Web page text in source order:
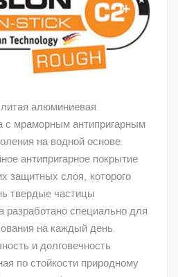
алюминиевая
с мраморным антипригарным
на водной основе.
антипригарное покрытие
защитных слоя, которого
твердые частицы
разработано специально для
на каждый день.
и долговечность
по стойкости природному